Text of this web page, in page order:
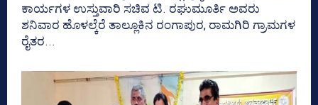
ಕಾರ್ಯಗಳ ಉಸ್ತುವಾರಿ ಸಚಿವ ಟಿ. ರಘುಮೂರ್ತಿ ಅವರು
ಶನಿವಾರ ಹೊಳಲ್ಕೆರೆ ತಾಲ್ಲೂಕಿನ ರಂಗಾಪುರ, ರಾಮಗಿರಿ ಗ್ರಾಮಗಳ
ರೈತರ...